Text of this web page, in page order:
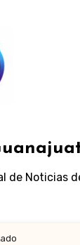
de Noticias